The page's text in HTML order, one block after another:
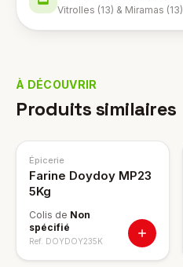
Vitrolles (13) & Miramas (13)
À DÉCOUVRIR
Produits similaires
Épicerie
Farine Doydoy MP23
5Kg
Colis de Non
spécifié
Ref. DOYDOY235K